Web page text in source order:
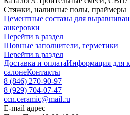
Стяжки, наливные полы, праймеры
Цементные составы для
анкеровки
Перейти в раздел
Шовные заполнители, герметики
Перейти в раздел
Доставка и оплатаИнформация для
салонеКонтакты
8 (846) 270-90-97
8 (929) 704-07-47
ccn.ceramic@mail.ru
E-mail адрес